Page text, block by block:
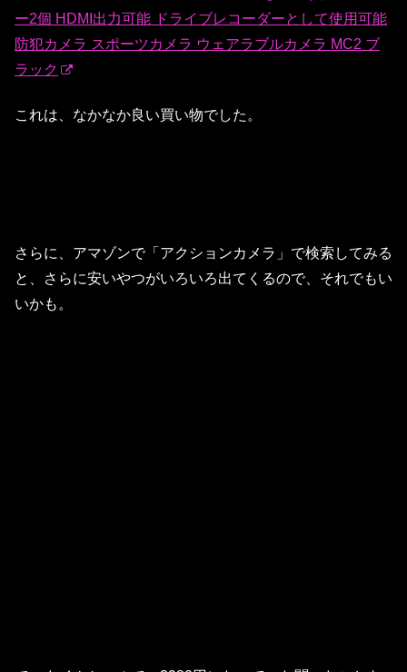
ー2個 HDMI出力可能 ドライブレコーダーとして使用可能
防犯カメラ スポーツカメラ ウェアラブルカメラ MC2 ブ
ラック
これは、なかなか良い買い物でした。
さらに、アマゾンで「アクションカメラ」で検索してみる
と、さらに安いやつがいろいろ出てくるので、それでもい
いかも。